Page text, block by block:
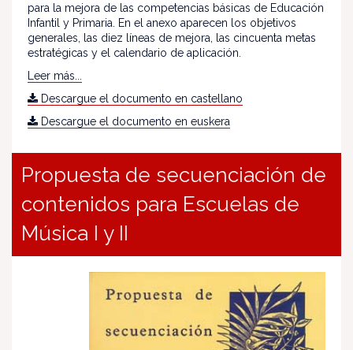
para la mejora de las competencias básicas de Educación
Infantil y Primaria. En el anexo aparecen los objetivos
generales, las diez líneas de mejora, las cincuenta metas
estratégicas y el calendario de aplicación.
Leer más...
Descargue el documento en castellano
Descargue el documento en euskera
Propuesta de secuenciación de
contenidos para Escuelas de
Música I y II